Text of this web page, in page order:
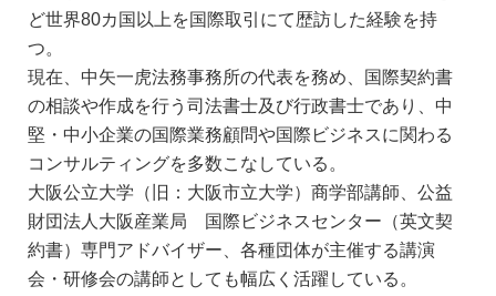
ど世界80カ国以上を国際取引にて歴訪した経験を持
つ。
現在、中矢一虎法務事務所の代表を務め、国際契約書
の相談や作成を行う司法書士及び行政書士であり、中
堅・中小企業の国際業務顧問や国際ビジネスに関わる
コンサルティングを多数こなしている。
大阪公立大学（旧：大阪市立大学）商学部講師、公益
財団法人大阪産業局 国際ビジネスセンター（英文契
約書）専門アドバイザー、各種団体が主催する講演
会・研修会の講師としても幅広く活躍している。